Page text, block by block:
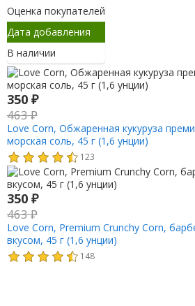
Оценка покупателей
Дата добавления
В наличии
350 ₽
463₽
Love Corn, Обжаренная кукуруза
морская соль, 45 г (1,6 унции)
123
350 ₽
463₽
Love Corn, Premium Crunchy Corn,
вкусом, 45 г (1,6 унции)
148